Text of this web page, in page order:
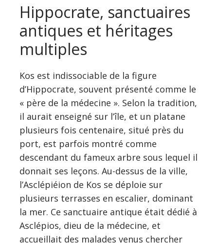
Hippocrate, sanctuaires
antiques et héritages
multiples
Kos est indissociable de la figure
d’Hippocrate, souvent présenté comme le
« père de la médecine ». Selon la tradition,
il aurait enseigné sur l’île, et un platane
plusieurs fois centenaire, situé près du
port, est parfois montré comme
descendant du fameux arbre sous lequel il
donnait ses leçons. Au-dessus de la ville,
l’Asclépiéion de Kos se déploie sur
plusieurs terrasses en escalier, dominant
la mer. Ce sanctuaire antique était dédié à
Asclépios, dieu de la médecine, et
accueillait des malades venus chercher